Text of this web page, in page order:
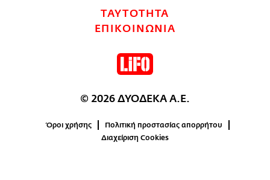
ΤΑΥΤΟΤΗΤΑ
ΕΠΙΚΟΙΝΩΝΙΑ
© 2026 ΔΥΟΔΕΚΑ Α.Ε.
Όροι χρήσης
Πολιτική προστασίας απορρήτου
Διαχείριση Cookies